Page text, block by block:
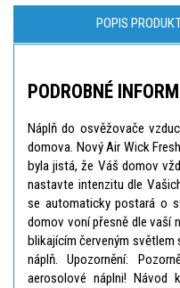
POPIS
PODROBNÉ
Náplň do osvěžovače
domova. Nový Air Wick
byla jistá, že Váš domov
nastavte intenzitu dle
se automaticky postará o
domov voní přesně dle vaší
blikajícím červeným světlem
náplň. Upozornění:
aerosolové náplni!